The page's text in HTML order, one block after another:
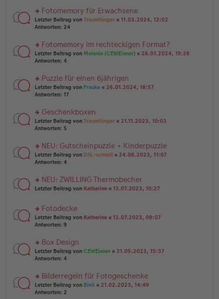
tr
a
g
e
n
er
tr
a
g
n
g
el
e
n
er
tr
a
g
rs
te
n
g
el
e
n
er
tr
a
g
Fotomemory für Erwachsene
Letzter Beitrag von Traumfänger « 11.03.2024, 12:02
Antworten: 24
rs
te
n
g
el
e
n
er
tr
a
g
Fotomemory im rechteckigen Format?
Letzter Beitrag von Melanie (CEWEianer) « 26.01.2024, 19:28
Antworten: 4
rs
te
n
g
el
e
n
er
tr
a
Puzzle für einen 6jährigen
Letzter Beitrag von Frauke « 26.01.2024, 18:57
Antworten: 17
rs
te
n
g
el
e
n
ei
tr
a
Geschenkboxen
Letzter Beitrag von Traumfänger « 21.11.2023, 10:03
Antworten: 5
rs
te
n
g
es
e
n
er
ei
tr
a
NEU: Gutscheinpuzzle + Kinderpuzzle
Letzter Beitrag von DSL-schnell « 24.08.2023, 11:07
Antworten: 4
rs
u
n
g
es
e
n
er
ei
tr
a
NEU: ZWILLING Thermobecher
Letzter Beitrag von Katharine « 13.07.2023, 10:27
rs
te
n
g
el
e
n
er
Fotodecke
Letzter Beitrag von Katharine « 13.07.2023, 09:07
Antworten: 9
rs
te
n
g
el
Box Design
Letzter Beitrag von CEWEianer « 31.05.2023, 15:37
Antworten: 4
rs
te
Bilderregeln für Fotogeschenke
Letzter Beitrag von Binö « 21.02.2023, 14:49
Antworten: 2